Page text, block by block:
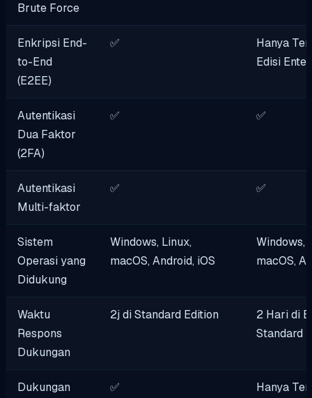
Brute Force
Enkripsi End-
to-End
(E2EE)
✅
Hanya
Edisi
Autentikasi
Dua Faktor
(2FA)
✅ ✅
Autentikasi
Multi-faktor
✅ ✅
Sistem
Operasi yang
Didukung
Windows, Linux,
macOS, Android, iOS
Windows,
macOS,
Waktu
Respons
Dukungan
2j di Standard Edition
2 Hari di
Standard
Dukungan
✅
Hanya